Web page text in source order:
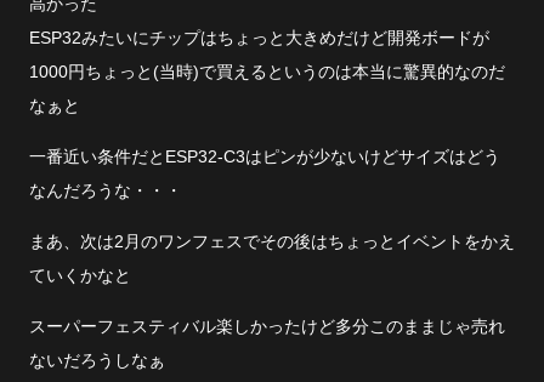
ESP32みたいにチップはちょっと大きめだけど開発ボードが
1000円ちょっと(当時)で買えるというのは本当に驚異的なのだ
なぁと
一番近い条件だとESP32-C3はピンが少ないけどサイズはどう
なんだろうな・・・
まあ、次は2月のワンフェスでその後はちょっとイベントをかえ
ていくかなと
スーパーフェスティバル楽しかったけど多分このままじゃ売れ
ないだろうしなぁ